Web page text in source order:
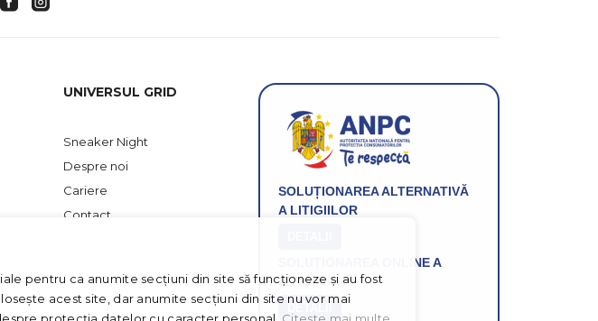
UNIVERSUL GRID
Sneaker Night
Despre noi
Cariere
Contact
SOLUȚIONAREA ALTERNATIVĂ
A LITIGIILOR
SOLUȚIONAREA ONLINE A
LITIGIILOR
pentru ca anumite secțiuni din site să funcționeze și au fost
acest site, dar anumite secțiuni din site nu vor mai